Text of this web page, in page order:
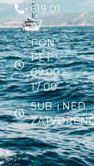
619 01
27
PON. –
PET. :
09:00 –
17:00
SUB. i NED. :